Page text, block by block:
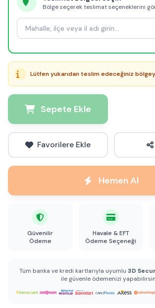
Bölge seçerek teslimat seçeneklerini
Lütfen yukarıdan teslim edeceğiniz
Sepete Ekle
Favorilere Ekle
Hemen Al
Güvenilir
Ödeme
Havale & EFT
Ödeme Seçeneği
Tüm banka ve kredi kartlarıyla uyumlu 3D
ile güvenle ödemenizi